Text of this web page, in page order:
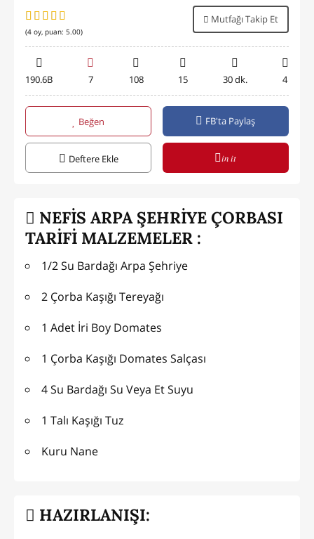
(4 oy, puan: 5.00)
Mutfağı Takip Et
190.6B 7 108 15 30 dk. 4
Beğen FB'ta Paylaş
Deftere Ekle in it
NEFİS ARPA ŞEHRİYE ÇORBASI
TARİFİ MALZEMELER :
1/2 Su Bardağı Arpa Şehriye
2 Çorba Kaşığı Tereyağı
1 Adet İri Boy Domates
1 Çorba Kaşığı Domates Salçası
4 Su Bardağı Su Veya Et Suyu
1 Talı Kaşığı Tuz
Kuru Nane
HAZIRLANIŞI: